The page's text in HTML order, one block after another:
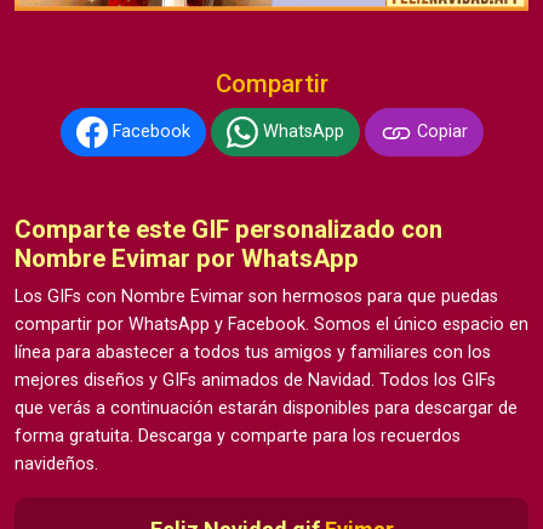
Compartir
Facebook WhatsApp Copiar
Comparte este GIF personalizado con
Nombre Evimar por WhatsApp
Los GIFs con Nombre Evimar son hermosos para que puedas
compartir por WhatsApp y Facebook. Somos el único espacio en
línea para abastecer a todos tus amigos y familiares con los
mejores diseños y GIFs animados de Navidad. Todos los GIFs
que verás a continuación estarán disponibles para descargar de
forma gratuita. Descarga y comparte para los recuerdos
navideños.